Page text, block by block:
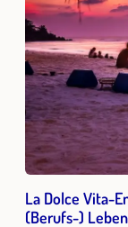
La Dolce Vita-
(Berufs-)